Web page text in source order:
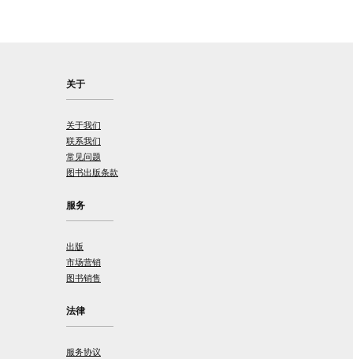
关于
关于我们
联系我们
常见问题
图书出版条款
服务
出版
市场营销
图书销售
法律
服务协议